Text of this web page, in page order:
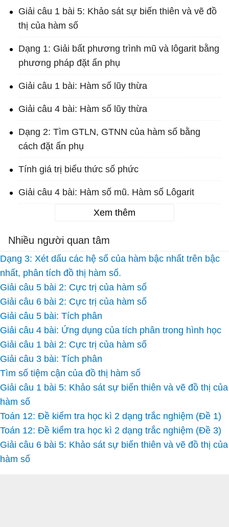
Giải câu 1 bài 5: Khảo sát sự biến thiên và vẽ đồ
thị của hàm số
Dạng 1: Giải bất phương trình mũ và lôgarit bằng
phương pháp đặt ẩn phụ
Giải câu 1 bài: Hàm số lũy thừa
Giải câu 4 bài: Hàm số lũy thừa
Dạng 2: Tìm GTLN, GTNN của hàm số bằng
cách đặt ẩn phụ
Tính giá trị biểu thức số phức
Giải câu 4 bài: Hàm số mũ. Hàm số Lôgarit
Xem thêm
Nhiều người quan tâm
Dạng 3: Xét dấu các hệ số của hàm bậc nhất trên bậc
nhất, phân tích đồ thị hàm số.
Giải câu 5 bài 2: Cực trị của hàm số
Giải câu 6 bài 2: Cực trị của hàm số
Giải câu 5 bài: Tích phân
Giải câu 4 bài: Ứng dụng của tích phân trong hình học
Giải câu 1 bài 2: Cực trị của hàm số
Giải câu 3 bài: Tích phân
Tìm số tiệm cận của đồ thị hàm số
Giải câu 1 bài 5: Khảo sát sự biến thiên và vẽ đồ thị của
hàm số
Toán 12: Đề kiểm tra học kì 2 dạng trắc nghiệm (Đề 1)
Toán 12: Đề kiểm tra học kì 2 dạng trắc nghiệm (Đề 3)
Giải câu 6 bài 5: Khảo sát sự biến thiên và vẽ đồ thị của
hàm số